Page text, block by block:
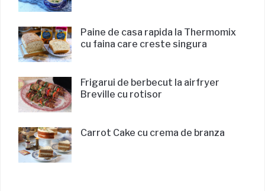
Paine de casa rapida la Thermomix
cu faina care creste singura
Frigarui de berbecut la airfryer
Breville cu rotisor
Carrot Cake cu crema de branza